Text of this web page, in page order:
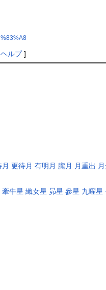
ヘルプ]
更待月 有明月 朧月 月重出
牽牛星 織女星 昴星 參星 九曜星